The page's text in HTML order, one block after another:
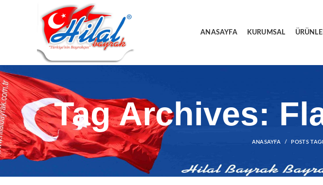
ANASAYFA KURUMSAL
Tag Archives:
ANASAYFA POSTS